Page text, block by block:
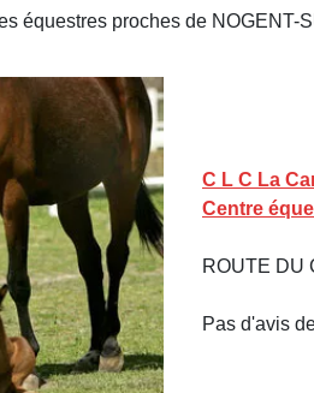
équestres proches de NOGENT-
C L C La
Centre
ROUTE DU
Pas d'avis